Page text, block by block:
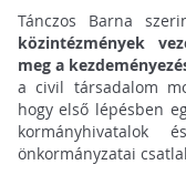
Tánczos Barna
közintézmények
meg a
a civil társadalom
hogy első lépésben
kormányhivatalok
önkormányzatai